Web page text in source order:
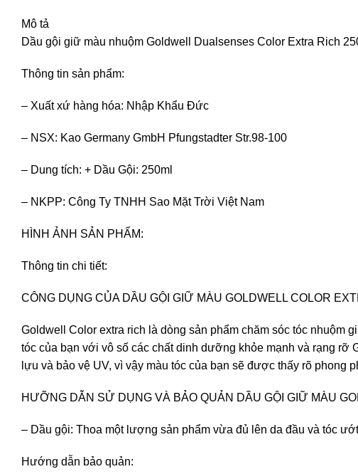
Mô tả
Dầu gội giữ màu nhuộm Goldwell Dualsenses Color Extra Rich
Thông tin sản phẩm:
– Xuất xứ hàng hóa: Nhập Khẩu Đức
– NSX: Kao Germany GmbH Pfungstadter Str.98-100
– Dung tích: + Dầu Gội: 250ml
– NKPP: Công Ty TNHH Sao Mặt Trời Việt Nam
HÌNH ẢNH SẢN PHẨM:
Thông tin chi tiết:
CÔNG DỤNG CỦA DẦU GỘI GIỮ MÀU GOLDWELL COLOR
Goldwell Color extra rich là dòng sản phẩm chăm sóc tóc nhuộm
tóc của bạn với vô số các chất dinh dưỡng khỏe mạnh và rạng rỡ
lựu và bảo vệ UV, vì vậy màu tóc của bạn sẽ được thấy rõ phong
HƯỠNG DẪN SỬ DỤNG VÀ BẢO QUẢN DẦU GỘI GIỮ MÀU
– Dầu gội: Thoa một lượng sản phẩm vừa đủ lên da đầu và tóc
Hướng dẫn bảo quản: